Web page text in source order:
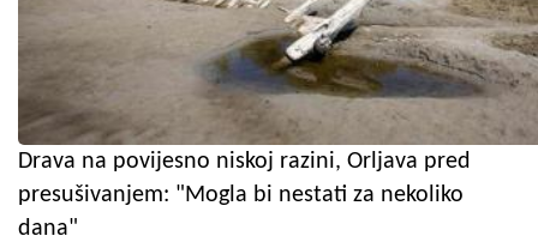
Drava na povijesno niskoj razini, Orljava pred
presušivanjem: "Mogla bi nestati za nekoliko
dana"